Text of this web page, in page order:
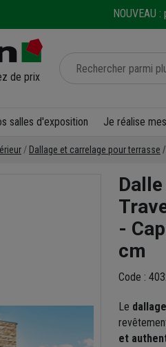
NOUVEAU :
de prix
salles d'exposition Je réalise
Dallage et carrelage pour terrasse
-
cm
Code :
Le
et